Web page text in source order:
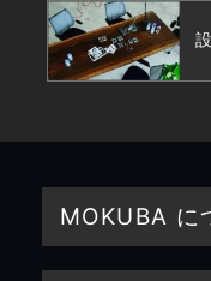
MOKUBA に